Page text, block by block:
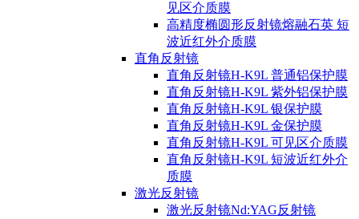
见区介质膜
高精度椭圆形反射镜熔融石英 短
波近红外介质膜
直角反射镜
直角反射镜H-K9L 普通铝保护膜
直角反射镜H-K9L 紫外铝保护膜
直角反射镜H-K9L 银保护膜
直角反射镜H-K9L 金保护膜
直角反射镜H-K9L 可见区介质膜
直角反射镜H-K9L 短波近红外介
质膜
激光反射镜
激光反射镜Nd:YAG反射镜